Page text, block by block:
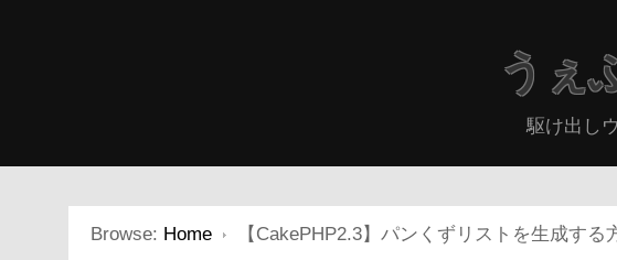
うぇ
駆け出し
Browse: Home 【CakePHP2.3】パンくずリストを生成する